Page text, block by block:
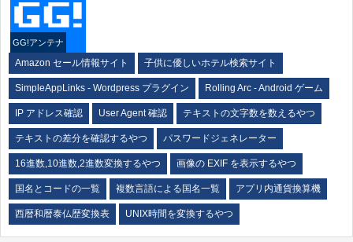
GG!アンテナ
Amazon セール情報サイト 子供に優しいホテル検索サイト
SimpleAppLinks - Wordpress プラグイン Rolling Arc - Android ゲーム
IP アドレス確認 User Agent 確認 テキストの文字数を数えるやつ
テキストの差分を確認するやつ パスワードジェネレーター
16進数,10進数,2進数変換するやつ 画像の EXIF を表示するやつ
国名とコードの一覧 複数言語による国名一覧 アプリ内通貨換算機
西暦和暦泰仏歴変換表 UNIX時間を変換するやつ